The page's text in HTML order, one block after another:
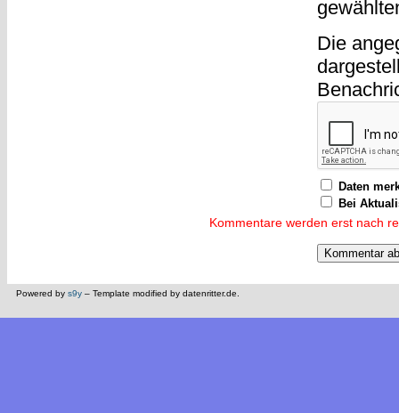
Die
Daten
Bei
Kommentare werden erst nach
Powered by s9y – Template modified by datenritter.de.